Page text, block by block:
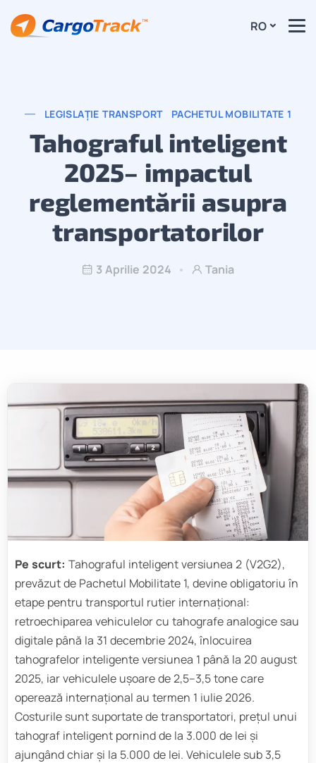
RO
LEGISLAȚIE TRANSPORT PACHETUL MOBILITATE 1
Tahograful inteligent
2025– impactul
reglementării asupra
transportatorilor
3 Aprilie 2024 Tania
Pe scurt: Tahograful inteligent versiunea 2 (V2G2),
prevăzut de Pachetul Mobilitate 1, devine obligatoriu în
etape pentru transportul rutier internațional:
retroechiparea vehiculelor cu tahografe analogice sau
digitale până la 31 decembrie 2024, înlocuirea
tahografelor inteligente versiunea 1 până la 20 august
2025, iar vehiculele ușoare de 2,5–3,5 tone care
operează internațional au termen 1 iulie 2026.
Costurile sunt suportate de transportatori, prețul unui
tahograf inteligent pornind de la 3.000 de lei și
ajungând chiar și la 5.000 de lei. Vehiculele sub 3,5